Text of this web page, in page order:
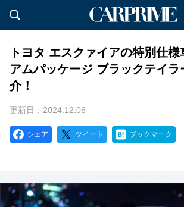
トヨタ エスクァイアの特別仕
アムパッケージ ブラックテイラ
介！
更新日：2024.12.06
シェア ツイート ブックマーク